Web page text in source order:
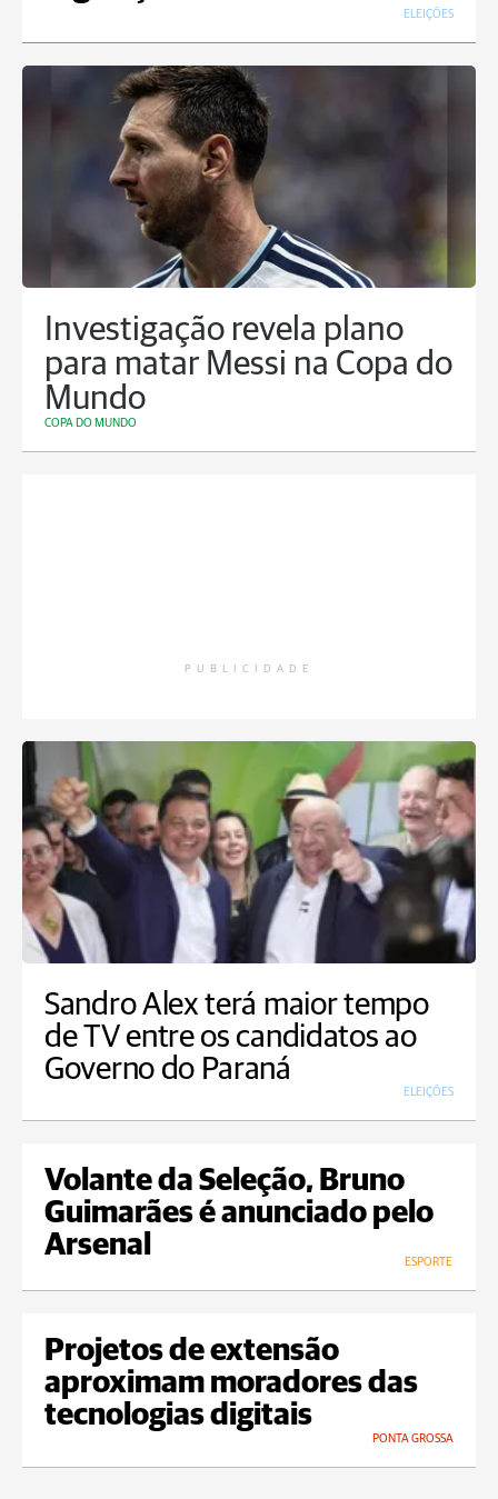
ELEIÇÕES
Investigação revela plano
para matar Messi na Copa do
Mundo
COPA DO MUNDO
PUBLICIDADE
Sandro Alex terá maior tempo
de TV entre os candidatos ao
Governo do Paraná
ELEIÇÕES
Volante da Seleção, Bruno
Guimarães é anunciado pelo
Arsenal
ESPORTE
Projetos de extensão
aproximam moradores das
tecnologias digitais
PONTA GROSSA